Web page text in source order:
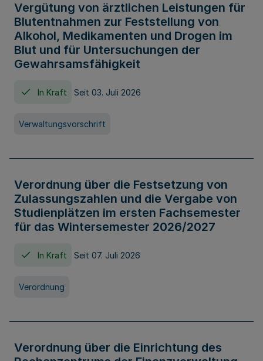
Vergütung von ärztlichen Leistungen für
Blutentnahmen zur Feststellung von
Alkohol, Medikamenten und Drogen im
Blut und für Untersuchungen der
Gewahrsamsfähigkeit
In Kraft Seit 03. Juli 2026
Verwaltungsvorschrift
Verordnung über die Festsetzung von
Zulassungszahlen und die Vergabe von
Studienplätzen im ersten Fachsemester
für das Wintersemester 2026/2027
In Kraft Seit 07. Juli 2026
Verordnung
Verordnung über die Einrichtung des